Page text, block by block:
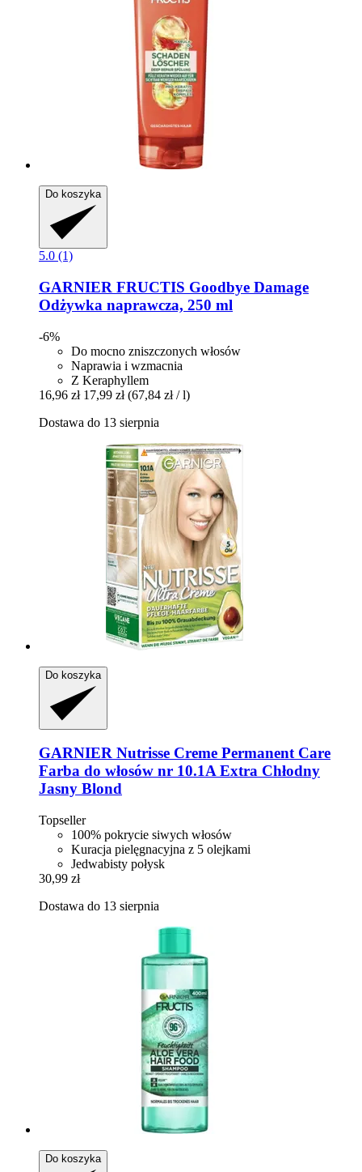
Do koszyka
5.0 (1)
GARNIER FRUCTIS Goodbye Damage
Odżywka naprawcza, 250 ml
-6%
Do mocno zniszczonych włosów
Naprawia i wzmacnia
Z Keraphyllem
16,96 zł 17,99 zł (67,84 zł / l)
Dostawa do 13 sierpnia
Do koszyka
GARNIER Nutrisse Creme Permanent Care
Farba do włosów nr 10.1A Extra Chłodny
Jasny Blond
Topseller
100% pokrycie siwych włosów
Kuracja pielęgnacyjna z 5 olejkami
Jedwabisty połysk
30,99 zł
Dostawa do 13 sierpnia
Do koszyka